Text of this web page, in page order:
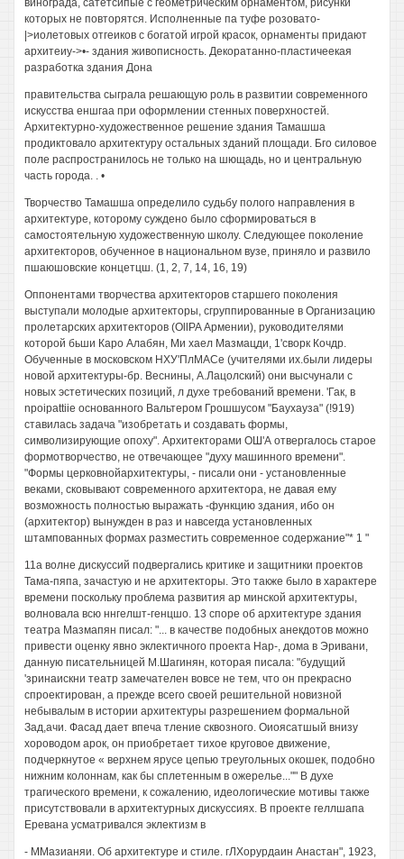
винограда, сатетсипые с геометрическим орнаментом, рисунки
которых не повторятся. Исполненные па туфе розовато-
|>иолетовых отгеиков с богатой игрой красок, орнаменты придают
архитеиу->•- здания живописность. Декоратанно-пластичеекая
разработка здания Дона
правительства сыграла решающую роль в развитии современного
искусства еншгаа при оформлении стенных поверхностей.
Архитектурно-художественное решение здания Тамашша
продиктовало архитектуру остальных зданий площади. Бго силовое
поле распространилось не только на шющадь, но и центральную
часть города. . •
Творчество Тамашша определило судьбу полого направления в
архитектуре, которому суждено было сформироваться в
самостоятельную художественную школу. Следующее поколение
архитекторов, обученное в национальном вузе, приняло и развило
пшаюшовские концетцш. (1, 2, 7, 14, 16, 19)
Оппонентами творчества архитекторов старшего поколения
выступали молодые архитекторы, сгруппированные в Организацию
пролетарских архитекторов (OllPA Армении), руководителями
которой бьши Каро Алабян, Ми хаел Мазмацди, 1'сворк Кочдр.
Обученные в московском НХУ'ПлМАСе (учителями их.были лидеры
новой архитектуры-бр. Веснины, А.Лацолский) они высчунали с
новых эстетических позиций, л духе требований времени. 'Гак, в
npoipattiie основанного Вальтером Грошшусом "Баухауза" (!919)
ставилась задача "изобретать и создавать формы,
символизирующие опоху". Архитекторами ОШ'А отвергалось старое
формотворчество, не отвечающее "духу машинного времени".
"Формы церковнойархитектуры, - писали они - установленные
веками, сковывают современного архитектора, не давая ему
возможность полностью выражать -функцию здания, ибо он
(архитектор) вынужден в раз и навсегда установленных
штампованных формах разместить современное содержание"* 1 "
11а волне дискуссий подвергались критике и защитники проектов
Тама-пяпа, зачастую и не архитекторы. Это также было в характере
времени поскольку проблема развития ар минской архитектуры,
волновала всю ннгелшт-генцшо. 13 споре об архитектуре здания
театра Мазмапян писал: "... в качестве подобных анекдотов можно
привести оценку явно эклектичного проекта Нар-, дома в Эривани,
данную писательницей М.Шагинян, которая писала: "будущий
'зринаискни театр замечателен вовсе не тем, что он прекрасно
спроектирован, а прежде всего своей решительной новизной
небывалым в истории архитектуры разрешением формальной
Зад,ачи. Фасад дает впеча тление сквозного. Оиоясатшый внизу
хороводом арок, он приобретает тихое круговое движение,
подчеркнутое « верхнем ярусе цепью треугольных окошек, подобно
нижним колоннам, как бы сплетенным в ожерелье..."" В духе
трагического времени, к сожалению, идеологические мотивы также
присутствовали в архитектурных дискуссиях. В проекте геллшапа
Еревана усматривался эклектизм в
- ММазианяи. Об архитектуре и стиле. гЛХорурдаин Анастан", 1923,